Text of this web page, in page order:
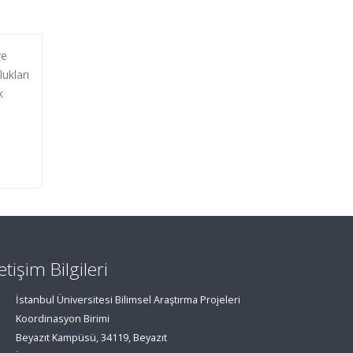
Bilgileri
İstanbul Üniversitesi Bilimsel Araştırma Projeleri
Koordinasyon Birimi
Beyazıt Kampüsü, 34119, Beyazıt